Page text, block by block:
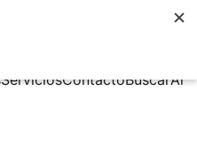
ServiciosContactoBuscar